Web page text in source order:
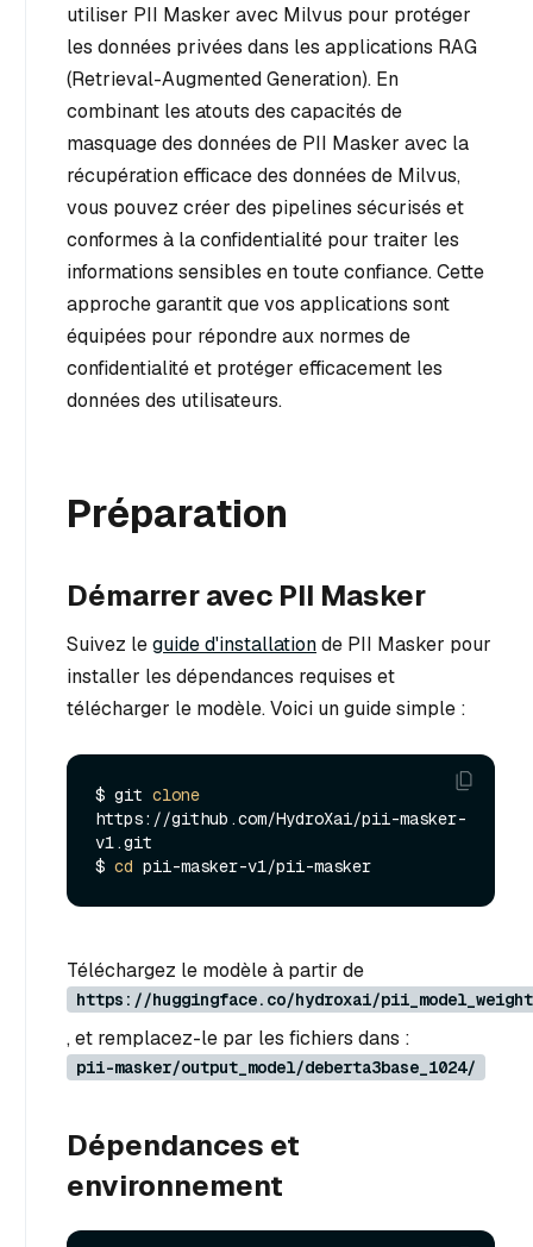
utiliser PII Masker avec Milvus pour protéger
les données privées dans les applications RAG
(Retrieval-Augmented Generation). En
combinant les atouts des capacités de
masquage des données de PII Masker avec la
récupération efficace des données de Milvus,
vous pouvez créer des pipelines sécurisés et
conformes à la confidentialité pour traiter les
informations sensibles en toute confiance. Cette
approche garantit que vos applications sont
équipées pour répondre aux normes de
confidentialité et protéger efficacement les
données des utilisateurs.
Préparation
Démarrer avec PII Masker
Suivez leguide d'installationde PII Masker pour
installer les dépendances requises et
télécharger le modèle. Voici un guide simple :
$ git clone
https://github.com/HydroXai/pii-masker-
v1.git
$ cd
Téléchargez le modèle à partir de
https://huggingface.co/hydroxai/pii_model_weight
, et remplacez-le par les fichiers dans :
pii-masker/output_model/deberta3base_1024/
Dépendances et
environnement